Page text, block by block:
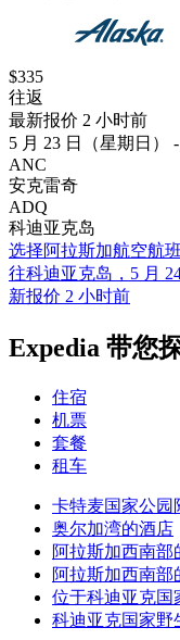
$335
往返
最新报价 2 小时前
5 月 23 日（星期日）
ANC
安克雷奇
ADQ
科迪亚克岛
选择阿拉斯加航空航
往科迪亚克岛，5 月
新报价 2 小时前
Expedia 带您
住宿
机票
套餐
租车
卡特麦国家公园
奥尔加湾的酒店
阿拉斯加西南
阿拉斯加西南部
位于科迪亚克国
科迪亚克国家野